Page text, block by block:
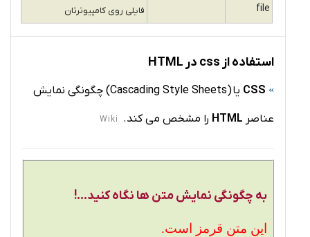
file فایلی روی کامپیوترتان
استفاده از css در HTML
CSS یا (Cascading Style Sheets) چگونگی نمایش
عناصر HTML را مشخص می کند. Wiki
به چگونگی نمایش متن ها نگاه کنید...!
این متن قرمز است.